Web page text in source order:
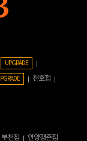
UPGRADE
천호점
부천점 안양평촌점